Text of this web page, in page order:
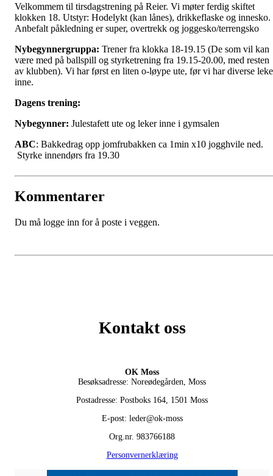
Velkommem til tirsdagstrening på Reier. Vi møter ferdig skiftet
klokken 18. Utstyr: Hodelykt (kan lånes), drikkeflaske og innesko.
Anbefalt påkledning er super, overtrekk og joggesko/terrengsko
Nybegynnergruppa: Trener fra klokka 18-19.15 (De som vil kan
være med på ballspill og styrketrening fra 19.15-20.00, med resten
av klubben). Vi har først en liten o-løype ute, før vi har diverse
inne.
Dagens trening:
Nybegynner: Julestafett ute og leker inne i gymsalen
ABC: Bakkedrag opp jomfrubakken ca 1min x10 jogghvile ned.
Styrke innendørs fra 19.30
Kommentarer
Du må logge inn for å poste i veggen.
Kontakt oss
OK Moss
Besøksadresse: Noreødegården, Moss
Postadresse: Postboks 164, 1501 Moss
E-post: leder@ok-moss
Org.nr. 983766188
Personvernerklæring